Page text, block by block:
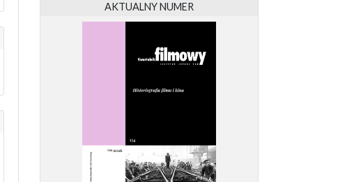
AKTUALNY NUMER